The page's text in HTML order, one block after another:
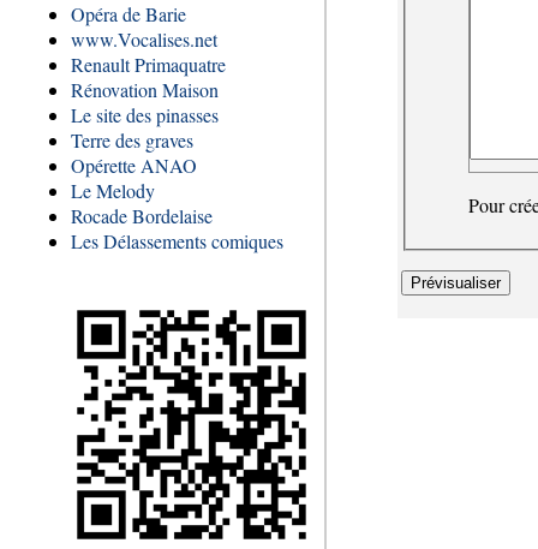
Opéra de Barie
www.Vocalises.net
Renault Primaquatre
Rénovation Maison
Le site des pinasses
Terre des graves
Opérette ANAO
Le Melody
Rocade Bordelaise
Les Délassements comiques
Pour